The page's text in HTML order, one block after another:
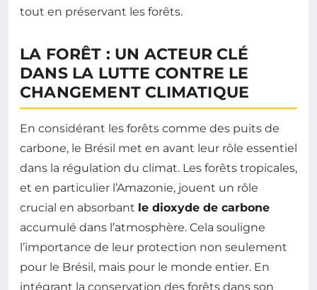
tout en préservant les forêts.
LA FORÊT : UN ACTEUR CLÉ
DANS LA LUTTE CONTRE LE
CHANGEMENT CLIMATIQUE
En considérant les forêts comme des puits de
carbone, le Brésil met en avant leur rôle essentiel
dans la régulation du climat. Les forêts tropicales,
et en particulier l’Amazonie, jouent un rôle
crucial en absorbant le dioxyde de carbone
accumulé dans l’atmosphère. Cela souligne
l’importance de leur protection non seulement
pour le Brésil, mais pour le monde entier. En
intégrant la conservation des forêts dans son